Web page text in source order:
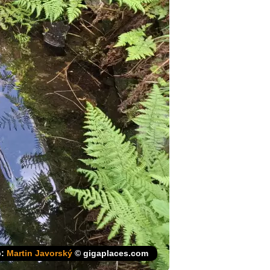
Martin Javorský © gigaplaces.com